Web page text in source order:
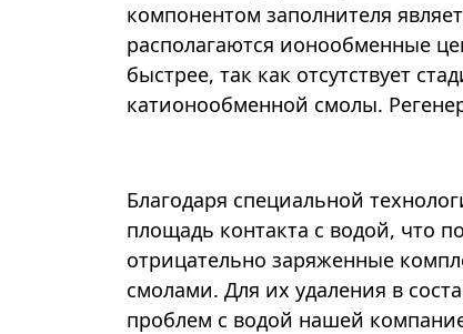
компонентом заполнителя
располагаются ионообменные
быстрее, так как отсутствует
катионообменной смолы.
Благодаря специальной
площадь контакта с водой, что
отрицательно заряженные
смолами. Для их удаления в
проблем с водой нашей